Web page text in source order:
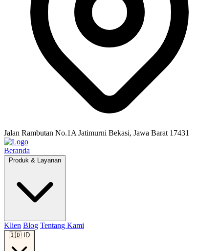
Jalan Rambutan No.1A Jatimurni Bekasi, Jawa Barat 17431
Beranda
Produk & Layanan
Klien Blog Tentang Kami
🇮🇩 ID